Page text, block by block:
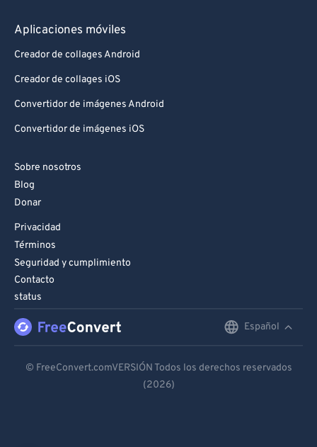
Aplicaciones móviles
Creador de collages Android
Creador de collages iOS
Convertidor de imágenes Android
Convertidor de imágenes iOS
Sobre nosotros
Blog
Donar
Privacidad
Términos
Seguridad y cumplimiento
Contacto
status
Español
Español
© FreeConvert.comVERSIÓN Todos los derechos reservados
(2026)